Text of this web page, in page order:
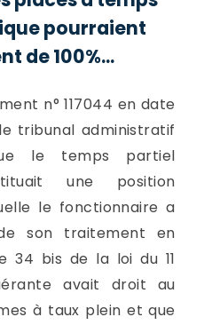
pourraient
de 100%...
n° 117044 en date
tribunal administratif
le temps partiel
une position
le fonctionnaire a
son traitement en
34 bis de la loi du 11
avait droit au
à taux plein et que